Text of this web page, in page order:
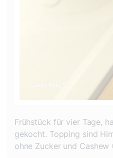
Frühstück für vier Tage,
gekocht. Topping sind
ohne Zucker und Cashew